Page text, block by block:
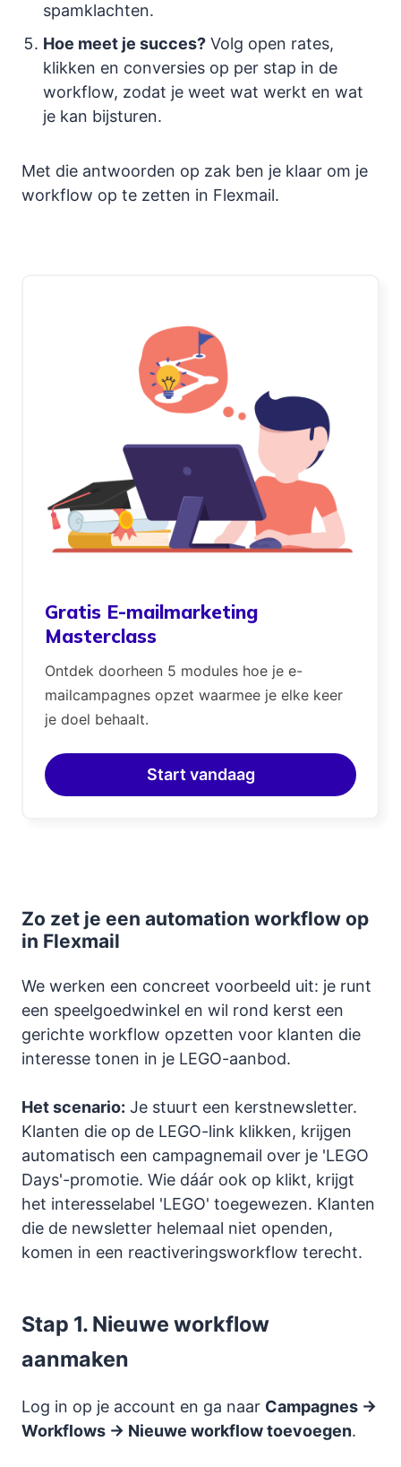
spamklachten.
Hoe meet je succes? Volg open rates,
klikken en conversies op per stap in de
workflow, zodat je weet wat werkt en wat
je kan bijsturen.
Met die antwoorden op zak ben je klaar om je
workflow op te zetten in Flexmail.
Gratis E-mailmarketing
Masterclass
Ontdek doorheen 5 modules hoe je e-
mailcampagnes opzet waarmee je elke keer
je doel behaalt.
Start vandaag
Zo zet je een automation workflow op
in Flexmail
We werken een concreet voorbeeld uit: je runt
een speelgoedwinkel en wil rond kerst een
gerichte workflow opzetten voor klanten die
interesse tonen in je LEGO-aanbod.
Het scenario: Je stuurt een kerstnewsletter.
Klanten die op de LEGO-link klikken, krijgen
automatisch een campagnemail over je 'LEGO
Days'-promotie. Wie dáár ook op klikt, krijgt
het interesselabel 'LEGO' toegewezen. Klanten
die de newsletter helemaal niet openden,
komen in een reactiveringsworkflow terecht.
Stap 1. Nieuwe workflow
aanmaken
Log in op je account en ga naar Campagnes →
Workflows → Nieuwe workflow toevoegen.